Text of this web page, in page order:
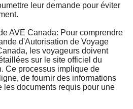
leur demande pour éviter
AVE Canada: Pour comprendre
d'Autorisation de Voyage
les voyageurs doivent
sur le site officiel du
Ce processus implique de
de fournir des informations
les documents requis pour une